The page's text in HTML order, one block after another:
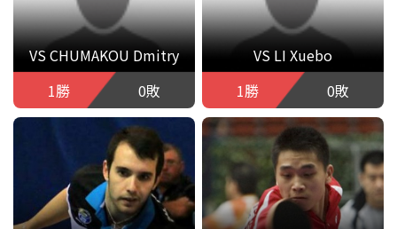
VS CHUMAKOU Dmitry
1勝
0敗
VS LI Xuebo
1勝
0敗